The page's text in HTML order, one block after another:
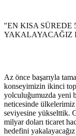
"EN KISA SÜREDE
YAKALAYACAĞIZ
Az önce başarıyla
konseyimizin ikinci
yolculuğumuzda yeni
neticesinde
seviyesine yükselttik.
milyar doları ticaret
hedefini